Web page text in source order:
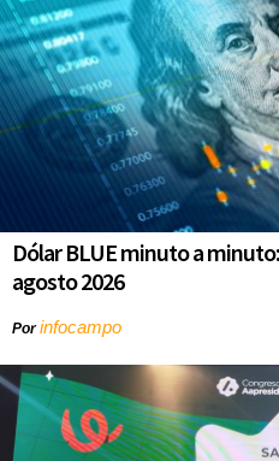
Dólar BLUE minuto a
agosto 2026
Porinfocampo